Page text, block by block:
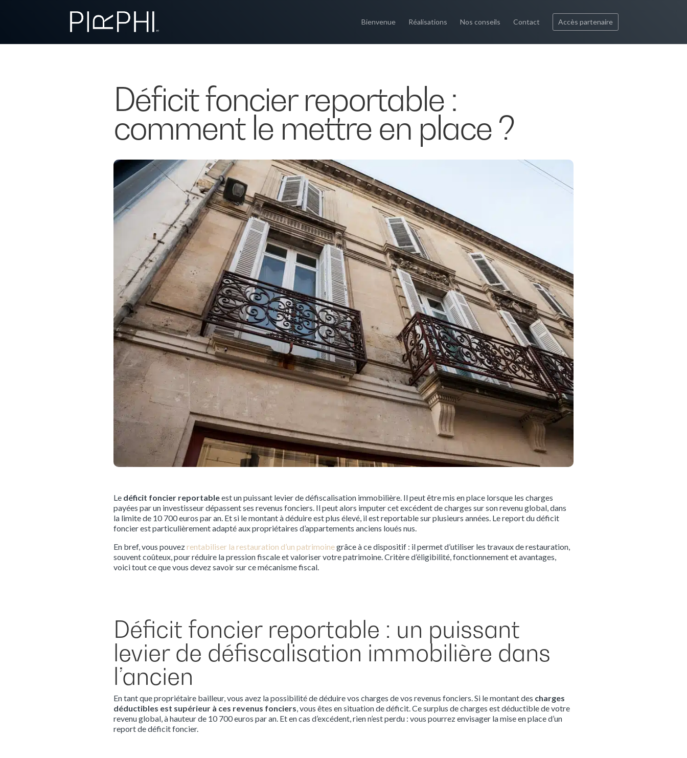
Bienvenue Réalisations Nos conseils Contact Accès partenaire
Déficit foncier reportable :
comment le mettre en place ?
Le déficit foncier reportableest un puissant levier de défiscalisation immobilière. Il peut être mis en place lorsque les charges
payées par un investisseur dépassent ses revenus fonciers. Il peut alors imputer cet excédent de charges sur son revenu global, dans
la limite de 10 700 euros par an. Et si le montant à déduire est plus élevé, il est reportable sur plusieurs années. Le report du déficit
foncier est particulièrement adapté aux propriétaires d’appartements anciens loués nus.
En bref, vous pouvezrentabiliser la restauration d’un patrimoinegrâce à ce dispositif : il permet d’utiliser les travaux de restauration,
souvent coûteux, pour réduire la pression fiscale et valoriser votre patrimoine. Critère d’éligibilité, fonctionnement et avantages,
voici tout ce que vous devez savoir sur ce mécanisme fiscal.
Déficit foncier reportable : un puissant
levier de défiscalisation immobilière dans
l’ancien
En tant que propriétaire bailleur, vous avez la possibilité de déduire vos charges de vos revenus fonciers. Si le montant des charges
déductibles est supérieur à ces revenus fonciers , vous êtes en situation de déficit. Ce surplus de charges est déductible de votre
revenu global, à hauteur de 10 700 euros par an. Et en cas d’excédent, rien n’est perdu : vous pourrez envisager la mise en place d’un
report de déficit foncier.